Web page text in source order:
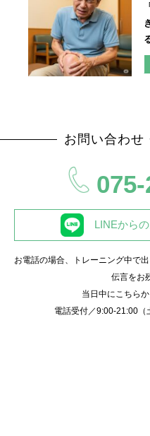
お問い合わせ
LINEから
お電話の場合、トレーニング中で
伝言をお
当日中にこちら
電話受付／9:00-21:00（